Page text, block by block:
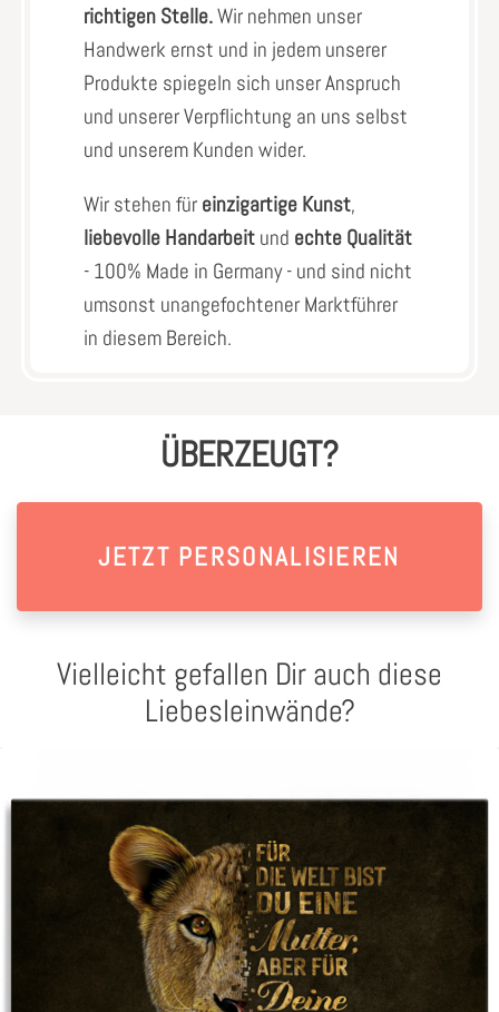
richtigen Stelle.Wir nehmen unser
Handwerk ernst und in jedem unserer
Produkte spiegeln sich unser Anspruch
und unserer Verpflichtung an uns selbst
und unserem Kunden wider.
Wir stehen für einzigartige Kunst,
liebevolle Handarbeitund echte Qualität
- 100% Made in Germany - und sind nicht
umsonst unangefochtener Marktführer
in diesem Bereich.
ÜBERZEUGT?
JETZT PERSONALISIEREN
Vielleicht gefallen Dir auch diese
Liebesleinwände?